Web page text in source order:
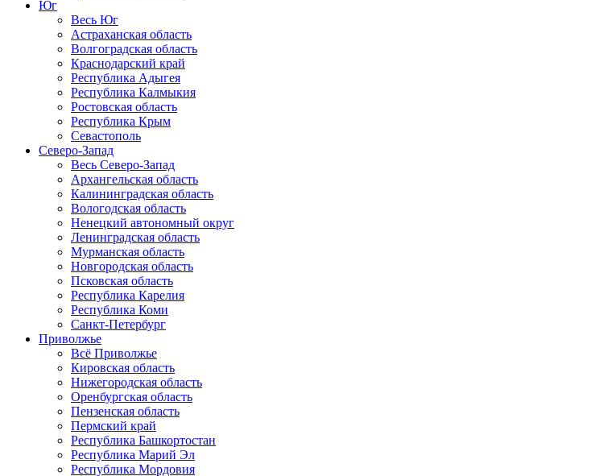
Юг
Весь Юг
Астраханская область
Волгоградская область
Краснодарский край
Республика Адыгея
Республика Калмыкия
Ростовская область
Республика Крым
Севастополь
Северо-Запад
Весь Северо-Запад
Архангельская область
Калининградская область
Вологодская область
Ненецкий автономный округ
Ленинградская область
Мурманская область
Новгородская область
Псковская область
Республика Карелия
Республика Коми
Санкт-Петербург
Приволжье
Всё Приволжье
Кировская область
Нижегородская область
Оренбургская область
Пензенская область
Пермский край
Республика Башкортостан
Республика Марий Эл
Республика Мордовия